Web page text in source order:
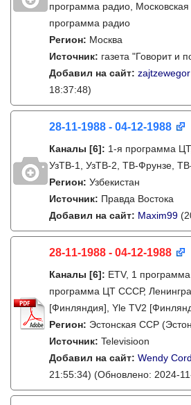
программа радио, Московская
программа радио
Регион: Москва
Источник: газета "Говорит и
Добавил на сайт: zajtzewegor
18:37:48)
28-11-1988 - 04-12-1988
Каналы [6]: 1-я программа
УзТВ-1, УзТВ-2, ТВ-Фрунзе,
Регион: Узбекистан
Источник: Правда Востока
Добавил на сайт: Maxim99
28-11-1988 - 04-12-1988
Каналы [6]: ETV, 1
программа ЦТ СССР,
[Финляндия], Yle TV2
Регион: Эстонская ССР
Источник: Televisioon
Добавил на сайт: Wendy
21:55:34) (Обновлено: 2024-